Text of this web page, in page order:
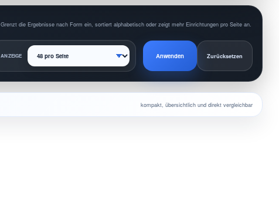
Grenzt die Ergebnisse nach Form ein, sortiert alphabetisch oder zeigt mehr Einrichtungen pro Seite an.
ANZEIGE Anwenden Zurücksetzen
kompakt, übersichtlich und direkt vergleichbar